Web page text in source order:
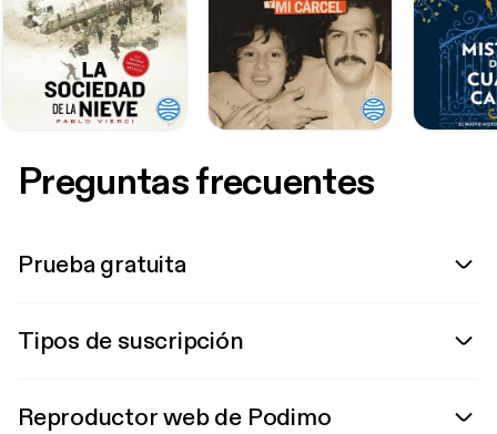
Preguntas frecuentes
Prueba gratuita
Tipos de suscripción
Reproductor web de Podimo